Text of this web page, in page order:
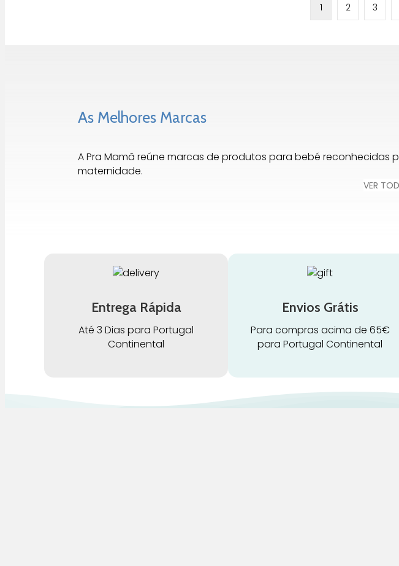
1 2 3
As Melhores Marcas
A Pra Mamã reúne marcas de produtos para bebé
maternidade.
VER
Entrega Rápida
Até 3 Dias para Portugal
Continental
Envios Grátis
Para compras acima de 65€
para Portugal Continental